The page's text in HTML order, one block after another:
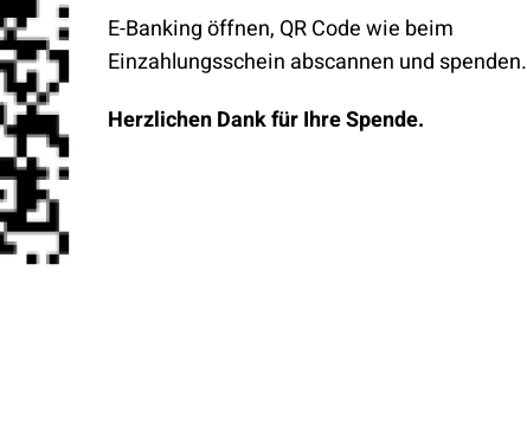
E-Banking öffnen, QR Code wie beim
Einzahlungsschein abscannen und spenden.
Herzlichen Dank für Ihre Spende.